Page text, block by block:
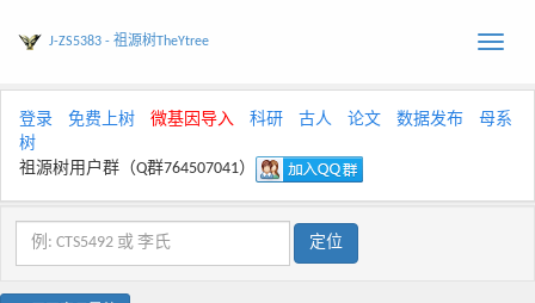
Toggle
J-ZS5383 - 祖源树TheYtree
登录 免费上树 微基因导入 科研 古人 论文 数据发布
母系
树
祖源树用户群（Q群764507041）